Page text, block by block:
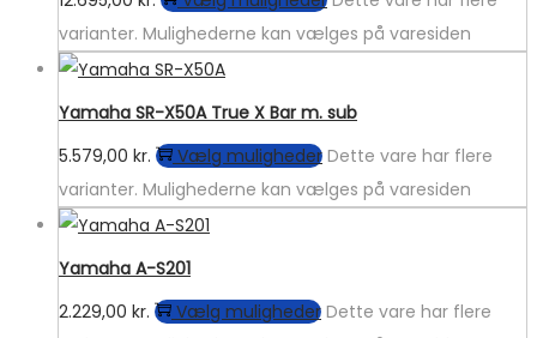
varianter. Mulighederne kan vælges på varesiden
Yamaha SR-X50A True X Bar m. sub
5.579,00 kr. Vælg muligheder Dette vare har flere
varianter. Mulighederne kan vælges på varesiden
Yamaha A-S201
2.229,00 kr. Vælg muligheder Dette vare har flere